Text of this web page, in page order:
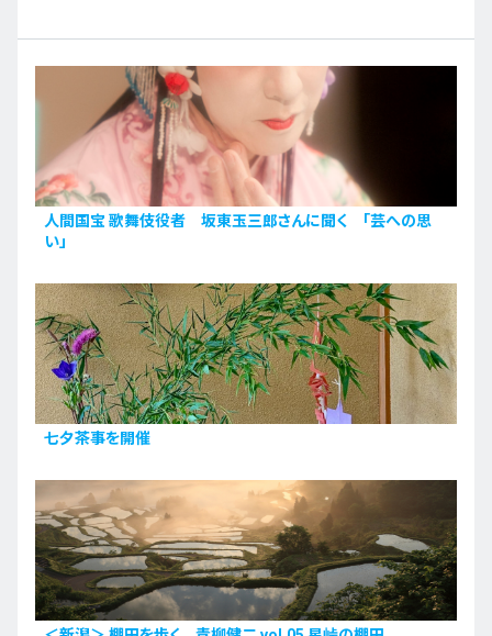
人間国宝 歌舞伎役者 坂東玉三郎さんに聞く 「芸への思
い」
七夕茶事を開催